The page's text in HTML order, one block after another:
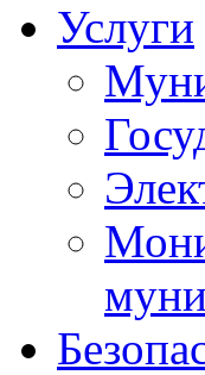
Услуги